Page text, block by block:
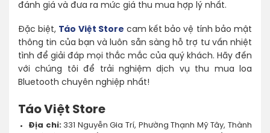
đánh giá và đưa ra mức giá thu mua hợp lý nhất.
Đặc biệt, Táo Việt Store cam kết bảo vệ tính bảo mật
thông tin của bạn và luôn sẵn sàng hỗ trợ tư vấn nhiệt
tình để giải đáp mọi thắc mắc của quý khách. Hãy đến
với chúng tôi để trải nghiệm dịch vụ thu mua loa
Bluetooth chuyên nghiệp nhất!
Táo Việt Store
Địa chỉ:331 Nguyễn Gia Trí, Phường Thạnh Mỹ Tây, Thành